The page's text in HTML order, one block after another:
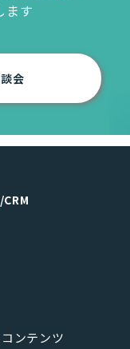
ます
会
ンテンツ